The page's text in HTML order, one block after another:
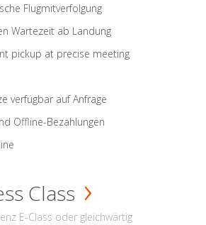
Flugmitverfolgung
Wartezeit ab Landung
pickup at precise meeting
verfügbar auf Anfrage
Offline-Bezahlungen
Class
E-Class oder gleichwärtig